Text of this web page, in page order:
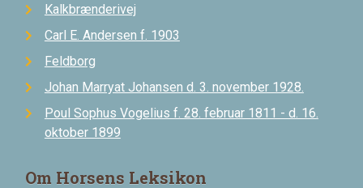
Kalkbrænderivej
Carl E. Andersen f. 1903
Feldborg
Johan Marryat Johansen d. 3. november 1928.
Poul Sophus Vogelius f. 28. februar 1811 - d. 16.
oktober 1899
Om Horsens Leksikon